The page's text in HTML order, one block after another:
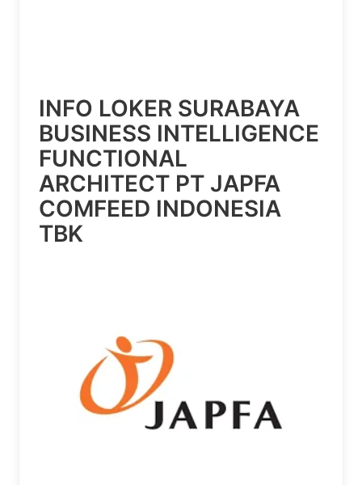
INFO LOKER SURABAYA
BUSINESS INTELLIGENCE
FUNCTIONAL
ARCHITECT PT JAPFA
COMFEED INDONESIA
TBK